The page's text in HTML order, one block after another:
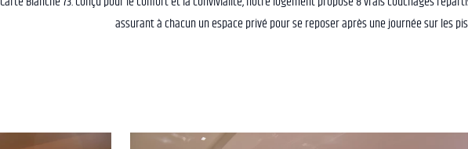
assurant à chacun un espace privé pour se reposer après une journée sur les